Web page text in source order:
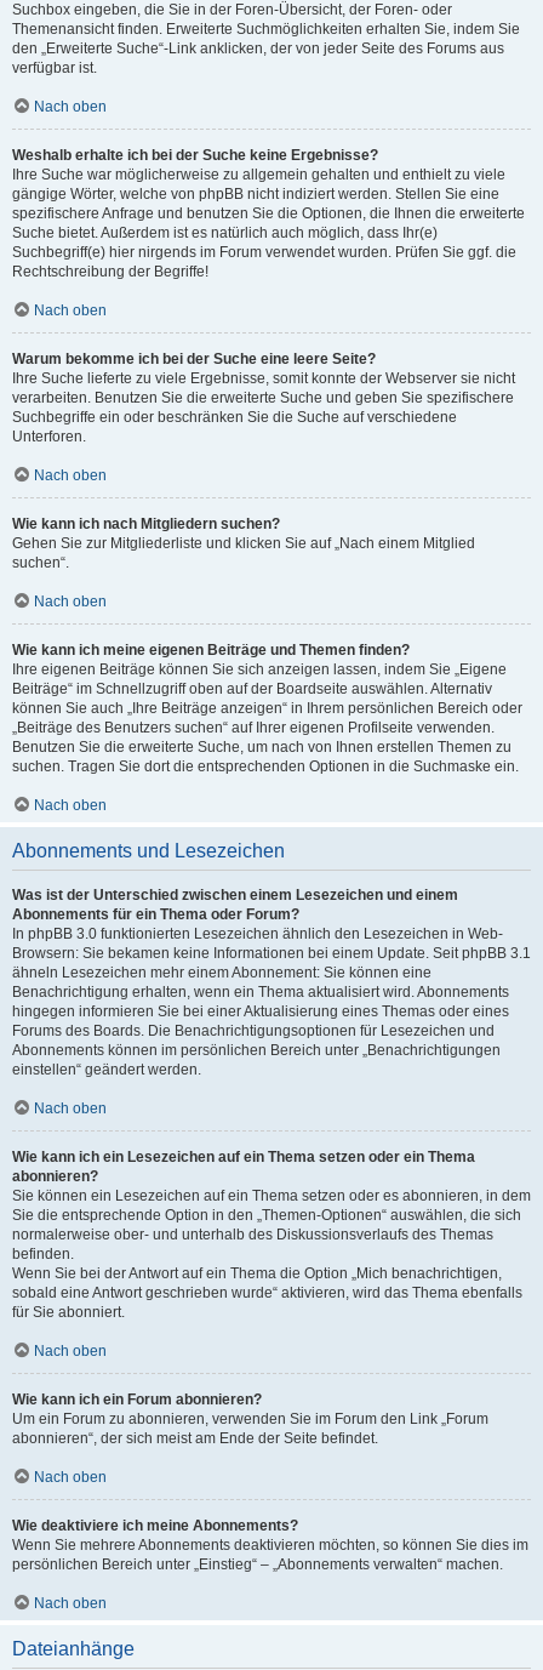
Suchbox eingeben, die Sie in der Foren-Übersicht, der Foren- oder
Themenansicht finden. Erweiterte Suchmöglichkeiten erhalten Sie, indem Sie
den „Erweiterte Suche“-Link anklicken, der von jeder Seite des Forums aus
verfügbar ist.
Nach oben
Weshalb erhalte ich bei der Suche keine Ergebnisse?
Ihre Suche war möglicherweise zu allgemein gehalten und enthielt zu viele
gängige Wörter, welche von phpBB nicht indiziert werden. Stellen Sie eine
spezifischere Anfrage und benutzen Sie die Optionen, die Ihnen die erweiterte
Suche bietet. Außerdem ist es natürlich auch möglich, dass Ihr(e)
Suchbegriff(e) hier nirgends im Forum verwendet wurden. Prüfen Sie ggf. die
Rechtschreibung der Begriffe!
Nach oben
Warum bekomme ich bei der Suche eine leere Seite?
Ihre Suche lieferte zu viele Ergebnisse, somit konnte der Webserver sie nicht
verarbeiten. Benutzen Sie die erweiterte Suche und geben Sie spezifischere
Suchbegriffe ein oder beschränken Sie die Suche auf verschiedene
Unterforen.
Nach oben
Wie kann ich nach Mitgliedern suchen?
Gehen Sie zur Mitgliederliste und klicken Sie auf „Nach einem Mitglied
suchen“.
Nach oben
Wie kann ich meine eigenen Beiträge und Themen finden?
Ihre eigenen Beiträge können Sie sich anzeigen lassen, indem Sie „Eigene
Beiträge“ im Schnellzugriff oben auf der Boardseite auswählen. Alternativ
können Sie auch „Ihre Beiträge anzeigen“ in Ihrem persönlichen Bereich oder
„Beiträge des Benutzers suchen“ auf Ihrer eigenen Profilseite verwenden.
Benutzen Sie die erweiterte Suche, um nach von Ihnen erstellen Themen zu
suchen. Tragen Sie dort die entsprechenden Optionen in die Suchmaske ein.
Nach oben
Abonnements und Lesezeichen
Was ist der Unterschied zwischen einem Lesezeichen und einem
Abonnements für ein Thema oder Forum?
In phpBB 3.0 funktionierten Lesezeichen ähnlich den Lesezeichen in Web-
Browsern: Sie bekamen keine Informationen bei einem Update. Seit phpBB 3.1
ähneln Lesezeichen mehr einem Abonnement: Sie können eine
Benachrichtigung erhalten, wenn ein Thema aktualisiert wird. Abonnements
hingegen informieren Sie bei einer Aktualisierung eines Themas oder eines
Forums des Boards. Die Benachrichtigungsoptionen für Lesezeichen und
Abonnements können im persönlichen Bereich unter „Benachrichtigungen
einstellen“ geändert werden.
Nach oben
Wie kann ich ein Lesezeichen auf ein Thema setzen oder ein Thema
abonnieren?
Sie können ein Lesezeichen auf ein Thema setzen oder es abonnieren, in dem
Sie die entsprechende Option in den „Themen-Optionen“ auswählen, die sich
normalerweise ober- und unterhalb des Diskussionsverlaufs des Themas
befinden.
Wenn Sie bei der Antwort auf ein Thema die Option „Mich benachrichtigen,
sobald eine Antwort geschrieben wurde“ aktivieren, wird das Thema ebenfalls
für Sie abonniert.
Nach oben
Wie kann ich ein Forum abonnieren?
Um ein Forum zu abonnieren, verwenden Sie im Forum den Link „Forum
abonnieren“, der sich meist am Ende der Seite befindet.
Nach oben
Wie deaktiviere ich meine Abonnements?
Wenn Sie mehrere Abonnements deaktivieren möchten, so können Sie dies im
persönlichen Bereich unter „Einstieg“ – „Abonnements verwalten“ machen.
Nach oben
Dateianhänge